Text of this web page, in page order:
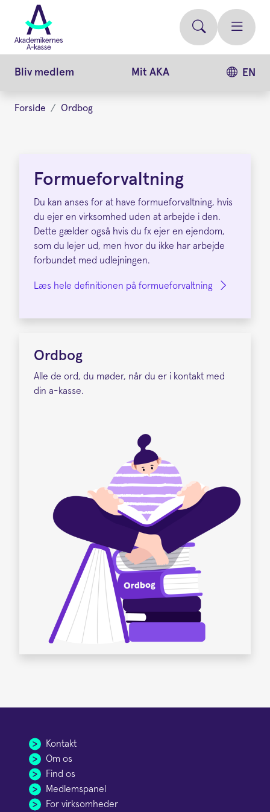
videre
hovedindhold
Bliv medlem Mit AKA EN
Forside Ordbog
Formueforvaltning
Du kan anses for at have formueforvaltning, hvis
du ejer en virksomhed uden at arbejde i den.
Dette gælder også hvis du fx ejer en ejendom,
som du lejer ud, men hvor du ikke har arbejde
forbundet med udlejningen.
Læs hele definitionen på formueforvaltning
Ordbog
Alle de ord, du møder, når du er i kontakt med
din a-kasse.
Kontakt
Om os
Find os
Medlemspanel
For virksomheder